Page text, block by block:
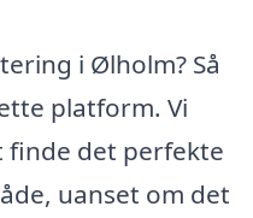
i Ølholm? Så
platform. Vi
det perfekte
uanset om det